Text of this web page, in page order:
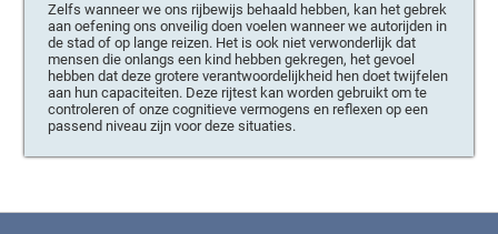
Zelfs wanneer we ons rijbewijs behaald hebben, kan het gebrek
aan oefening ons onveilig doen voelen wanneer we autorijden in
de stad of op lange reizen. Het is ook niet verwonderlijk dat
mensen die onlangs een kind hebben gekregen, het gevoel
hebben dat deze grotere verantwoordelijkheid hen doet twijfelen
aan hun capaciteiten. Deze rijtest kan worden gebruikt om te
controleren of onze cognitieve vermogens en reflexen op een
passend niveau zijn voor deze situaties.